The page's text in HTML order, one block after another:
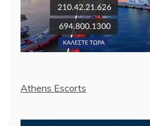
Athens Escorts